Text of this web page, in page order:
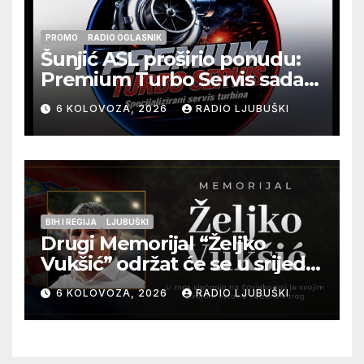
PROMO RADIO OGLASNIK
Šunjić ASL proširio ponudu:
Premium Turbo Servis sada
na jednoj adresi u Ljubuškom
6 KOLOVOZA, 2026 RADIO LJUBUŠKI
BIH I REGIJA LJUBUŠKI
Drugi Memorijal “Željko
Vukšić” održat će se u srijedu
12. kolovoza u Otoku
6 KOLOVOZA, 2026 RADIO LJUBUŠKI